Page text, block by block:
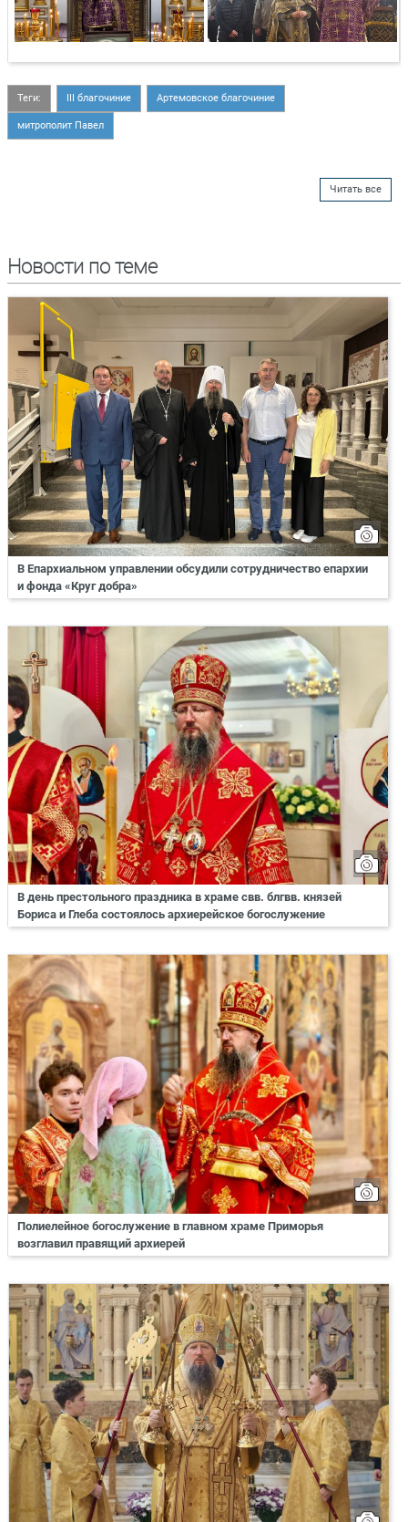
Теги: III благочиние Артемовское благочиние
митрополит Павел
Читать все
Новости по теме
В Епархиальном управлении обсудили сотрудничество епархии
и фонда «Круг добра»
В день престольного праздника в храме свв. блгвв. князей
Бориса и Глеба состоялось архиерейское богослужение
Полиелейное богослужение в главном храме Приморья
возглавил правящий архиерей